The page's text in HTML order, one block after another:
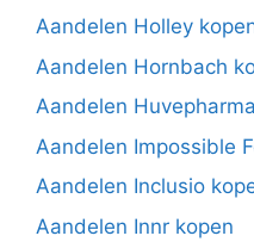
Aandelen Holley
Aandelen Hornbach
Aandelen
Aandelen Impossible
Aandelen Inclusio
Aandelen Innr kopen